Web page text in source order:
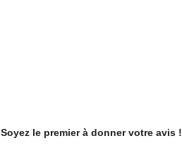
Soyez le premier à donner votre avis !